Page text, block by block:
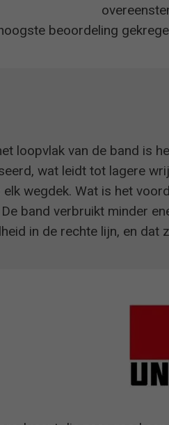
beoordeling
loopvlak van de band is
wat leidt tot lagere
wegdek. Wat is het
band verbruikt minder
in de rechte lijn, en